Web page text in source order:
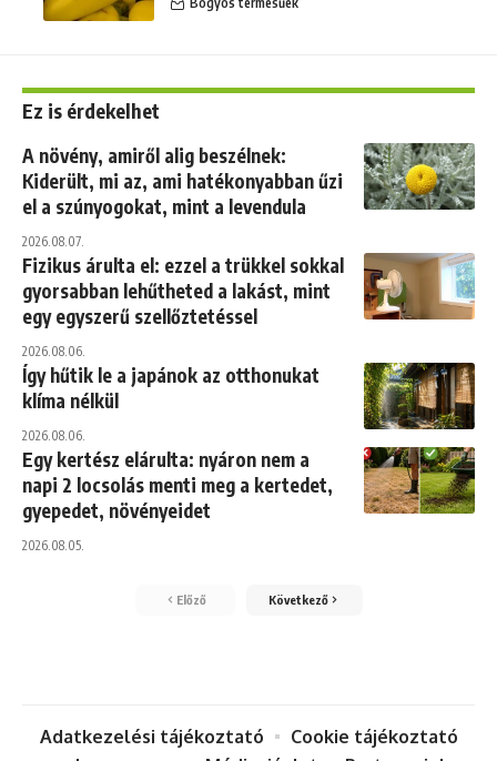
Ez is érdekelhet
A növény, amiről alig beszélnek:
Kiderült, mi az, ami hatékonyabban űzi
el a szúnyogokat, mint a levendula
2026.08.07.
Fizikus árulta el: ezzel a trükkel sokkal
gyorsabban lehűtheted a lakást, mint
egy egyszerű szellőztetéssel
2026.08.06.
Így hűtik le a japánok az otthonukat
klíma nélkül
2026.08.06.
Egy kertész elárulta: nyáron nem a
napi 2 locsolás menti meg a kertedet,
gyepedet, növényeidet
2026.08.05.
Előző Következő
Adatkezelési tájékoztató
Cookie tájékoztató